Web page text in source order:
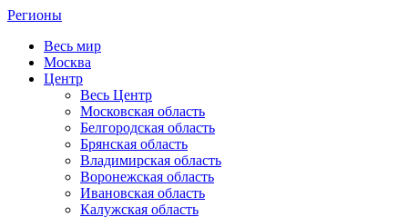
Регионы
Весь мир
Москва
Центр
Весь Центр
Московская область
Белгородская область
Брянская область
Владимирская область
Воронежская область
Ивановская область
Калужская область